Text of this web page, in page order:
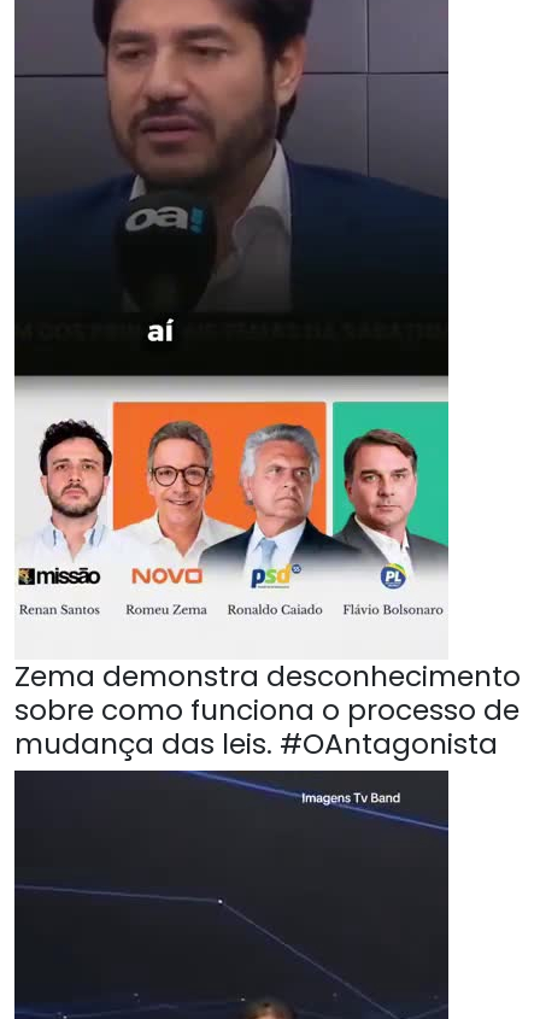
Zema demonstra desconhecimento
sobre como funciona o processo de
mudança das leis. #OAntagonista